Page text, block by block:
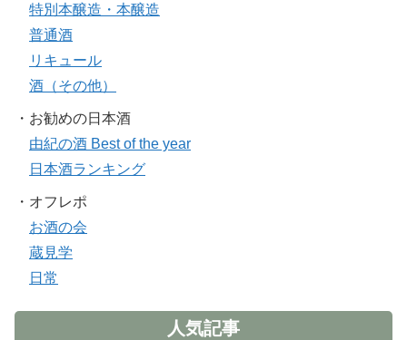
特別本醸造・本醸造
普通酒
リキュール
酒（その他）
・お勧めの日本酒
由紀の酒 Best of the year
日本酒ランキング
・オフレポ
お酒の会
蔵見学
日常
人気記事